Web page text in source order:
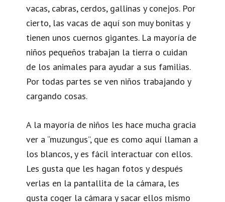
vacas, cabras, cerdos, gallinas y conejos. Por
cierto, las vacas de aquí son muy bonitas y
tienen unos cuernos gigantes. La mayoría de
niños pequeños trabajan la tierra o cuidan
de los animales para ayudar a sus familias.
Por todas partes se ven niños trabajando y
cargando cosas.
A la mayoría de niños les hace mucha gracia
ver a “muzungus”, que es como aquí llaman a
los blancos, y es fácil interactuar con ellos.
Les gusta que les hagan fotos y después
verlas en la pantallita de la cámara, les
gusta coger la cámara y sacar ellos mismo